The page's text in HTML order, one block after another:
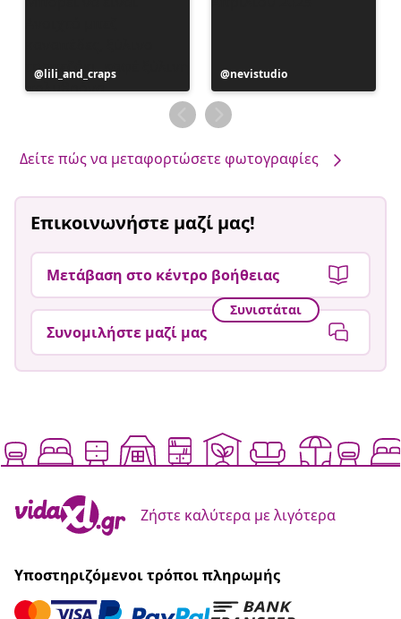
Η
ανάρτηση
lili_and_craps
Η
ανάρτηση
δημοσιεύθηκε
από
nevistudio
Δείτε πώς να μεταφορτώσετε φωτογραφίες
Επικοινωνήστε μαζί μας!
Μετάβαση στο κέντρο βοήθειας
Συνιστάται
Συνομιλήστε μαζί μας
Ζήστε καλύτερα με λιγότερα
Υποστηριζόμενοι τρόποι πληρωμής